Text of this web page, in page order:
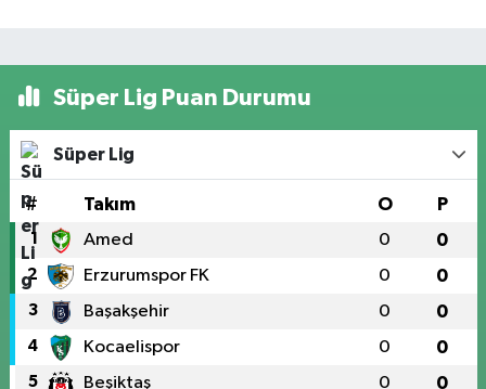
Süper Lig Puan Durumu
Süper Lig
# Takım O P
1 Amed 0 0
2 Erzurumspor FK 0 0
3 Başakşehir 0 0
4 Kocaelispor 0 0
5 Beşiktaş 0 0